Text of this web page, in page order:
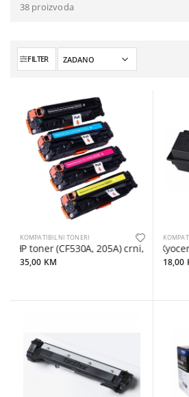
38 proizvoda
FILTER
KOMPATIBILNI TONERI
HP toner (CF530A, 205A) crni, zamjenski
35,00 KM 18,00